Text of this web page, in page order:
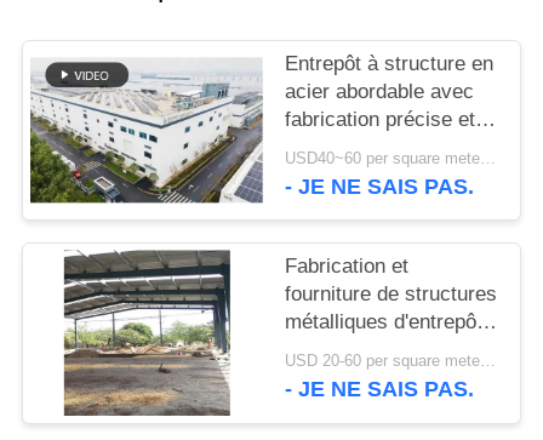
PLAN
DU
SITE
POLITIQUE
CONFIDENTIALITÉ
Entrepôt à structure en
acier abordable avec
fabrication précise et
solution de livraison
unique
USD40~60 per square meter MOQ:1000 sqm
- JE NE SAIS PAS.
Fabrication et
fourniture de structures
métalliques d'entrepôt
avec conception de
portiques
USD 20-60 per square meter MOQ:1000 M²
- JE NE SAIS PAS.